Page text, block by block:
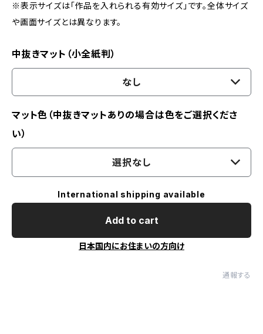
※表示サイズは「作品を入れられる有効サイズ」です。全体サイズ
や画面サイズとは異なります。
中抜きマット（小全紙判）
なし
マット色（中抜きマットありの場合は色をご選択くださ
い）
選択なし
International shipping available
Add to cart
日本国内にお住まいの方向け
通報する